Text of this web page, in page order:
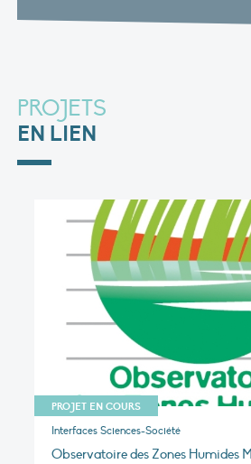
PROJETS
EN LIEN
PROJET EN COURS
Interfaces Sciences-Société
Observatoire des Zones Humides